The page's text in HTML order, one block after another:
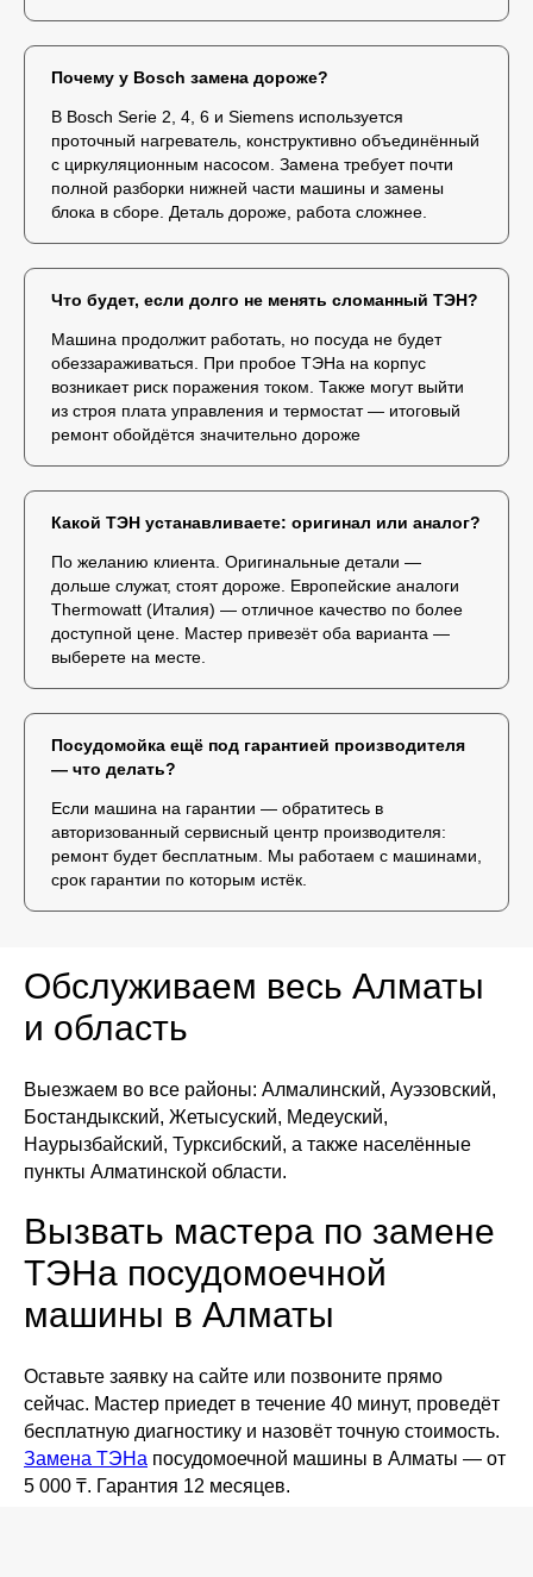
Почему у Bosch замена дороже?
В Bosch Serie 2, 4, 6 и Siemens используется
проточный нагреватель, конструктивно объединённый
с циркуляционным насосом. Замена требует почти
полной разборки нижней части машины и замены
блока в сборе. Деталь дороже, работа сложнее.
Что будет, если долго не менять сломанный ТЭН?
Машина продолжит работать, но посуда не будет
обеззараживаться. При пробое ТЭНа на корпус
возникает риск поражения током. Также могут выйти
из строя плата управления и термостат — итоговый
ремонт обойдётся значительно дороже
Какой ТЭН устанавливаете: оригинал или аналог?
По желанию клиента. Оригинальные детали —
дольше служат, стоят дороже. Европейские аналоги
Thermowatt (Италия) — отличное качество по более
доступной цене. Мастер привезёт оба варианта —
выберете на месте.
Посудомойка ещё под гарантией производителя
— что делать?
Если машина на гарантии — обратитесь в
авторизованный сервисный центр производителя:
ремонт будет бесплатным. Мы работаем с машинами,
срок гарантии по которым истёк.
Обслуживаем весь Алматы
и область
Выезжаем во все районы: Алмалинский, Ауэзовский,
Бостандыкский, Жетысуский, Медеуский,
Наурызбайский, Турксибский, а также населённые
пункты Алматинской области.
Вызвать мастера по замене
ТЭНа посудомоечной
машины в Алматы
Оставьте заявку на сайте или позвоните прямо
сейчас. Мастер приедет в течение 40 минут, проведёт
бесплатную диагностику и назовёт точную стоимость.
Замена ТЭНа посудомоечной машины в Алматы — от
5 000 ₸. Гарантия 12 месяцев.